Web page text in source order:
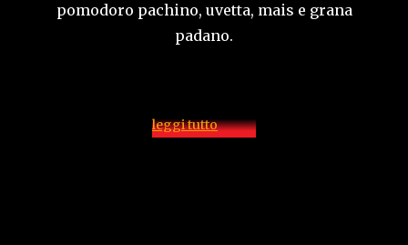
pomodoro pachino, uvetta, mais e grana
padano.
leggi tutto